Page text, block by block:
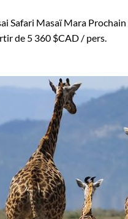
Safari Masaï Mara Prochain
de 5 360 $CAD / pers.